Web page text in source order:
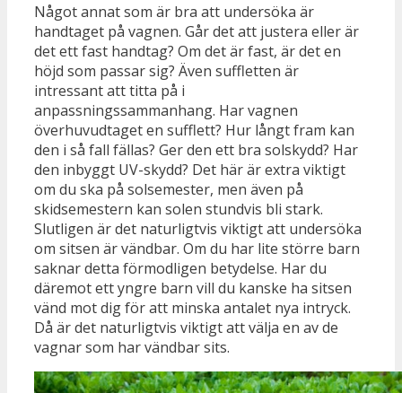
Något annat som är bra att undersöka är
handtaget på vagnen. Går det att justera eller är
det ett fast handtag? Om det är fast, är det en
höjd som passar sig? Även suffletten är
intressant att titta på i
anpassningssammanhang. Har vagnen
överhuvudtaget en sufflett? Hur långt fram kan
den i så fall fällas? Ger den ett bra solskydd? Har
den inbyggt UV-skydd? Det här är extra viktigt
om du ska på solsemester, men även på
skidsemestern kan solen stundvis bli stark.
Slutligen är det naturligtvis viktigt att undersöka
om sitsen är vändbar. Om du har lite större barn
saknar detta förmodligen betydelse. Har du
däremot ett yngre barn vill du kanske ha sitsen
vänd mot dig för att minska antalet nya intryck.
Då är det naturligtvis viktigt att välja en av de
vagnar som har vändbar sits.